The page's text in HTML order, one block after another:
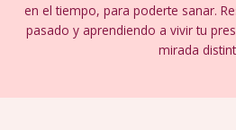
en el tiempo, para poderte sanar.
pasado y aprendiendo a vivir tu
mirada